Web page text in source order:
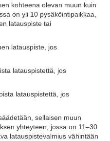
kohteena olevan muun kuin
on yli 10 pysäköintipaikkaa,
latauspiste tai
latauspiste, jos
latauspistettä, jos
latauspistettä, jos
sellaisen muun
yhteyteen, jossa on 11–30
latauspistevalmius vähintään